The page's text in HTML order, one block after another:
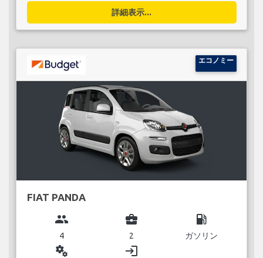
詳細表示...
エコノミー
FIAT PANDA
group
4
business_center
2
local_gas_station
ガソリン
miscellaneous_services login